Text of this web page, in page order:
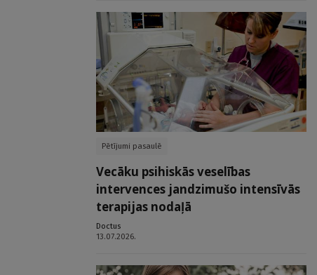
Pētījumi pasaulē
Vecāku psihiskās veselības
intervences jandzimušo intensīvās
terapijas nodaļā
Doctus
13.07.2026.